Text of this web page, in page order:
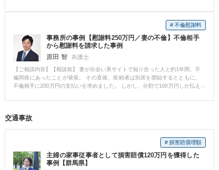
ったところ、やはり依頼者の方が財産を多く保有していることが分かりまし
た。もっとも、配偶者側の不貞が原因であることを示しつつ、財産分与につ
いて一定の譲歩を認めさせ、更に相応の慰謝料の支払いも含めた内容で調停
を成立させることができました。 結果として、依頼者は自らが保有している
資産を目減りさせることなく離婚が成立しています。 【弁護士からのコメン
ト】 離婚原因を作り出した側でなくとも、資力が多いと財産分与として離婚
に際して金銭を支払う側となってしまうことがあります。 本件は、配偶者側
が早期解決を望んだという事情はあるものの、慰謝料も含めて自らの財産を
守ることができた事例といえます。
# 不倫慰謝料
事務所の事例【慰謝料250万円／妻の不倫】不倫相手
から慰謝料を請求した事例
原田 智 弁護士
【ご相談内容】【相談前】 妻が出会い系サイトで知り合った人と約1年間、不
倫関係にあったことが発覚。 その直後、依頼者は別居を開始するとともに、
不倫相手に200万円の支払いを求めました。 しかし、分割で100万円しか払え
別途、探偵の調査費用もかかっていたことから改めて300万円を請求し、電話
に250万円が支払われました。
交通事故
# 損害賠償増額
主婦の家事従事者として損害賠償120万円を獲得した
事例【群馬県】